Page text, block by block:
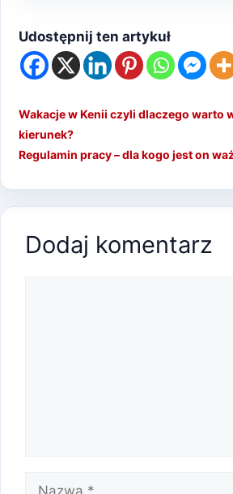
Udostępnij ten artykuł
Wakacje w Kenii czyli dlaczego warto
kierunek?
Regulamin pracy – dla kogo jest on
Dodaj komentarz
Nazwa